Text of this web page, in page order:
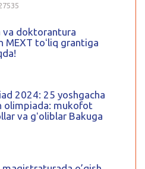
va doktorantura
MEXT toʻliq grantiga
2024: 25 yoshgacha
olimpiada: mukofot
va gʻoliblar Bakuga